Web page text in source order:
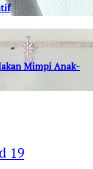
Mimpi Anak-
19